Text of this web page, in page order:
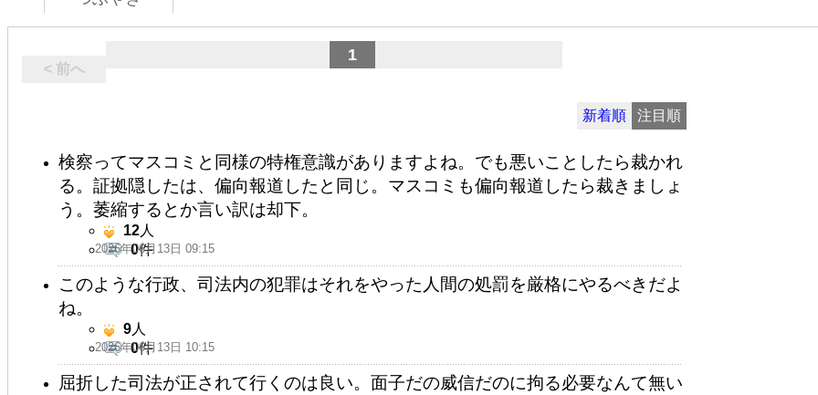
< 前へ
1
新着順 注目順
検察ってマスコミと同様の特権意識がありますよね。でも悪いことしたら裁かれ
る。証拠隠したは、偏向報道したと同じ。マスコミも偏向報道したら裁きましょ
う。萎縮するとか言い訳は却下。
2026年06月13日 09:15
12人
0件
このような行政、司法内の犯罪はそれをやった人間の処罰を厳格にやるべきだよ
ね。
2026年06月13日 10:15
9人
0件
屈折した司法が正されて行くのは良い。面子だの威信だのに拘る必要なんて無い